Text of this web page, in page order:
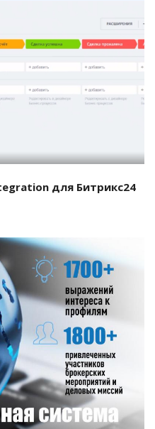
для Битрикс24